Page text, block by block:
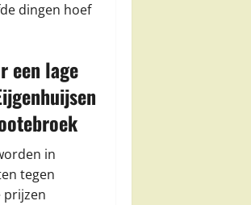
dingen hoef
een lage
in
tegen
prijzen